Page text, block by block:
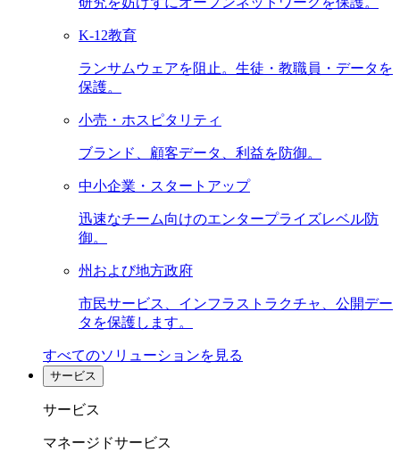
K-12教育
ランサムウェアを阻止。生徒・教職員・データを
保護。
小売・ホスピタリティ
ブランド、顧客データ、利益を防御。
中小企業・スタートアップ
迅速なチーム向けのエンタープライズレベル防
御。
州および地方政府
市民サービス、インフラストラクチャ、公開デー
タを保護します。
すべてのソリューションを見る
サービス
サービス
マネージドサービス